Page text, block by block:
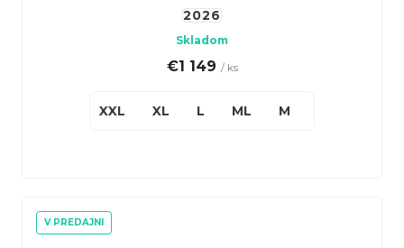
2026
Skladom
€1 149 / ks
XXL XL L ML M
V PREDAJNI